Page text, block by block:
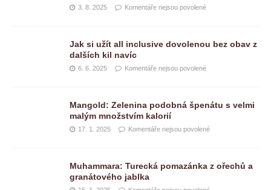
3. 8. 2025 Komentáře nejsou povolené
Jak si užít all inclusive dovolenou bez obav z
dalších kil navíc
6. 6. 2025 Komentáře nejsou povolené
Mangold: Zelenina podobná špenátu s velmi
malým množstvím kalorií
17. 1. 2025 Komentáře nejsou povolené
Muhammara: Turecká pomazánka z ořechů a
granátového jablka